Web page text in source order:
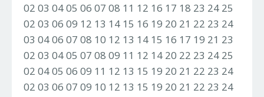
02 03 04 05 06 07 08 11 12 16 17 18 23 24 25
02 03 06 09 12 13 14 15 16 19 20 21 22 23 24
03 04 06 07 08 10 12 13 14 15 16 17 19 21 23
02 03 04 05 07 08 09 11 12 14 20 22 23 24 25
02 04 05 06 09 11 12 13 15 19 20 21 22 23 24
02 03 06 07 09 10 12 13 15 19 20 21 22 23 24